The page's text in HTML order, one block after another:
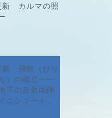
新 カルマの照
新 飛龍（ひり
ん）の確立――
下の反射面陣
ニシエート、